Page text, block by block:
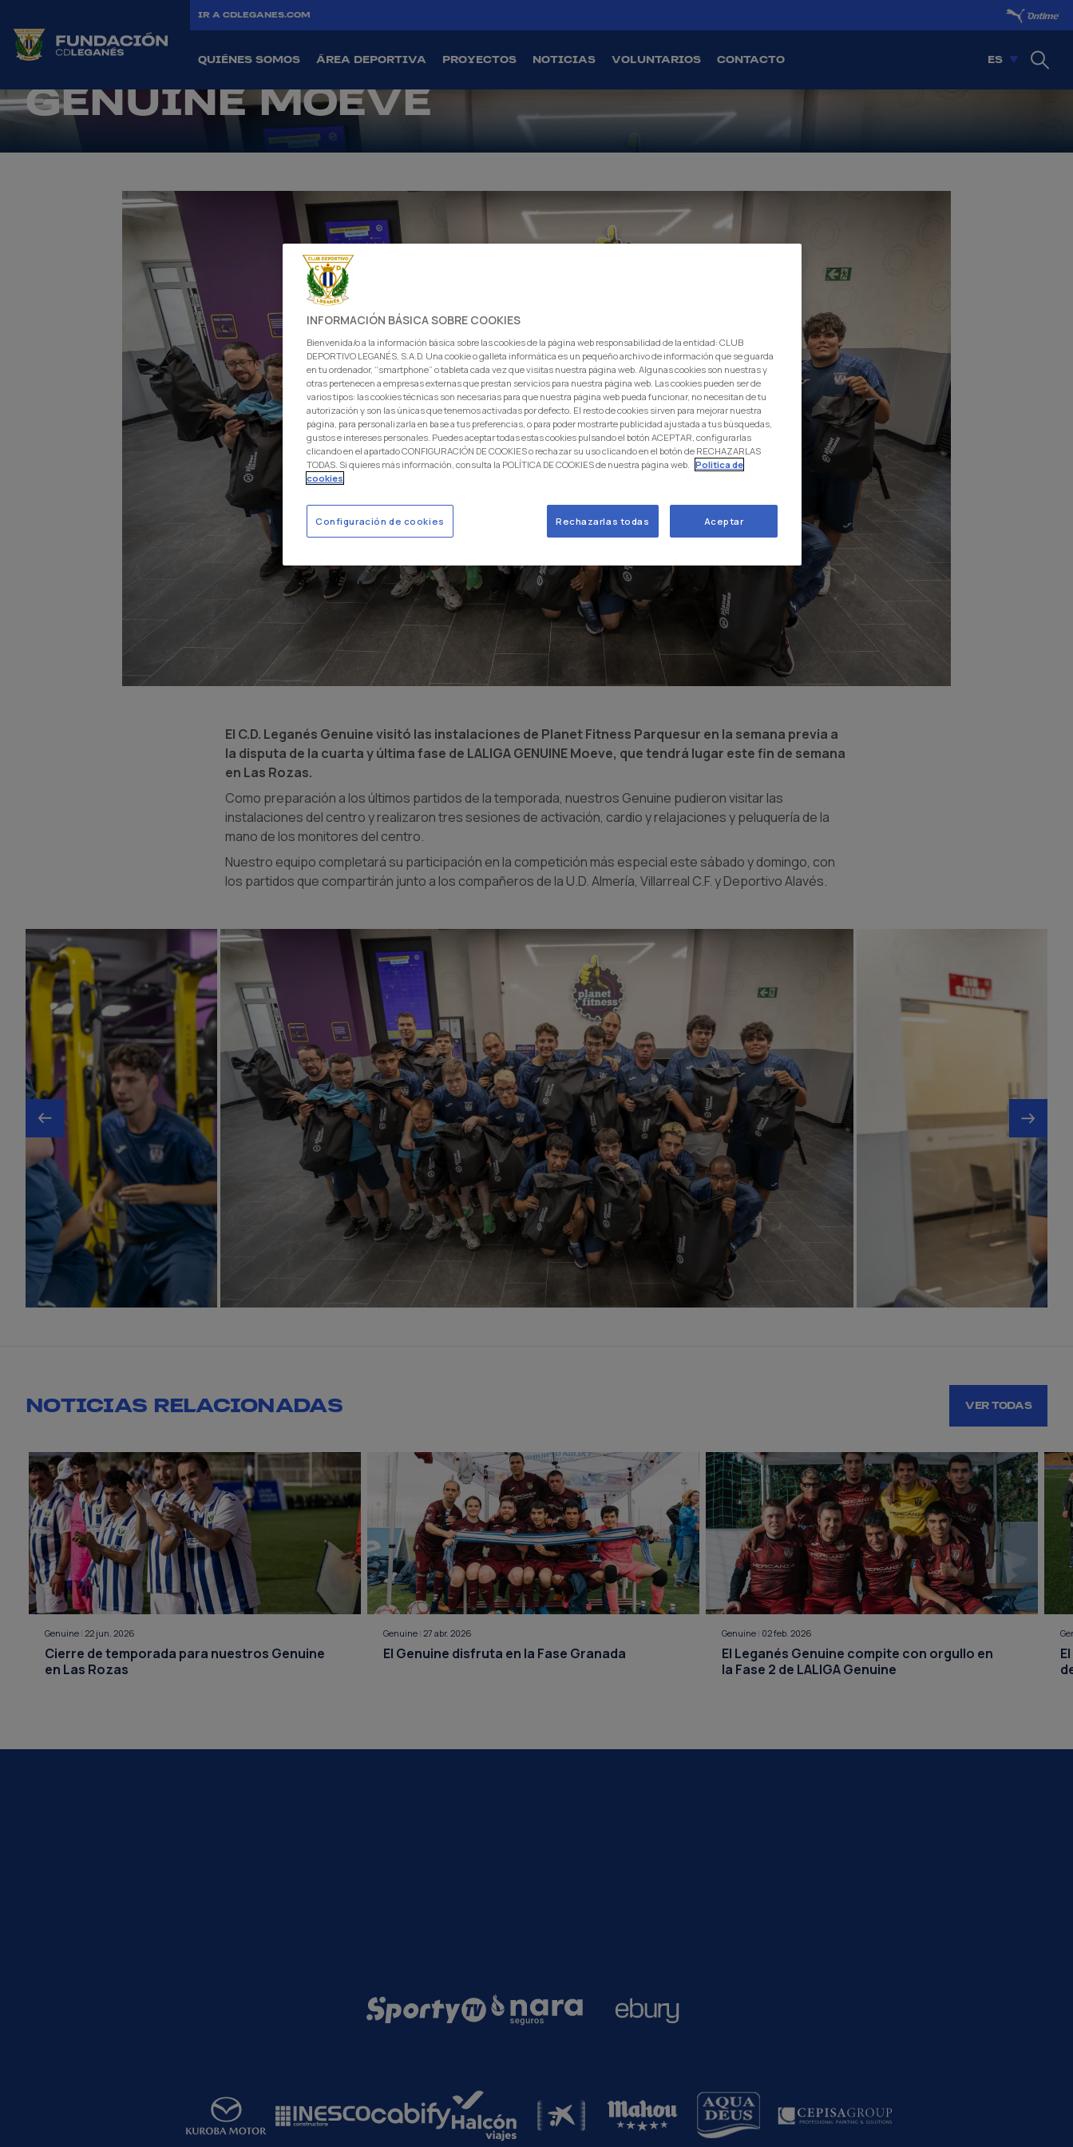
IR A CDLEGANES.COM
QUIÉNES SOMOS ÁREA DEPORTIVA PROYECTOS NOTICIAS VOLUNTARIOS CONTACTO ES
FITNESS ANTES DE LA
ÚLTIMA FASE DE LALIGA
GENUINE MOEVE
El C.D. Leganés Genuine visitó las instalaciones de Planet Fitness Parquesur en la semana previa a
la disputa de la cuarta y última fase de LALIGA GENUINE Moeve, que tendrá lugar este fin de semana
en Las Rozas.
Como preparación a los últimos partidos de la temporada, nuestros Genuine pudieron visitar las
instalaciones del centro y realizaron tres sesiones de activación, cardio y relajaciones y peluquería de la
mano de los monitores del centro.
Nuestro equipo completará su participación en la competición más especial este sábado y domingo, con
los partidos que compartirán junto a los compañeros de la U.D. Almería, Villarreal C.F. y Deportivo Alavés.
NOTICIAS RELACIONADAS VER TODAS
Genuine | 22 jun. 2026
Cierre de temporada para nuestros Genuine
en Las Rozas
Genuine | 27 abr. 2026
El Genuine disfruta en la Fase Granada
Genuine | 02 feb. 2026
El Leganés Genuine compite con orgullo en
la Fase 2 de LALIGA Genuine
INFORMACIÓN BÁSICA SOBRE COOKIES
Bienvenida/o a la información básica sobre las cookies de la página web responsabilidad de la entidad: CLUB
DEPORTIVO LEGANÉS, S.A.D. Una cookie o galleta informática es un pequeño archivo de información que se guarda
en tu ordenador, “smartphone” o tableta cada vez que visitas nuestra página web. Algunas cookies son nuestras y
otras pertenecen a empresas externas que prestan servicios para nuestra página web. Las cookies pueden ser de
varios tipos: las cookies técnicas son necesarias para que nuestra página web pueda funcionar, no necesitan de tu
autorización y son las únicas que tenemos activadas por defecto. El resto de cookies sirven para mejorar nuestra
página, para personalizarla en base a tus preferencias, o para poder mostrarte publicidad ajustada a tus búsquedas,
gustos e intereses personales. Puedes aceptar todas estas cookies pulsando el botón ACEPTAR, configurarlas
clicando en el apartado CONFIGURACIÓN DE COOKIES o rechazar su uso clicando en el botón de RECHAZARLAS
TODAS. Si quieres más información, consulta la POLÍTICA DE COOKIES de nuestra página web. Politica de
cookies
Rechazarlas todas Aceptar
Configuración de cookies